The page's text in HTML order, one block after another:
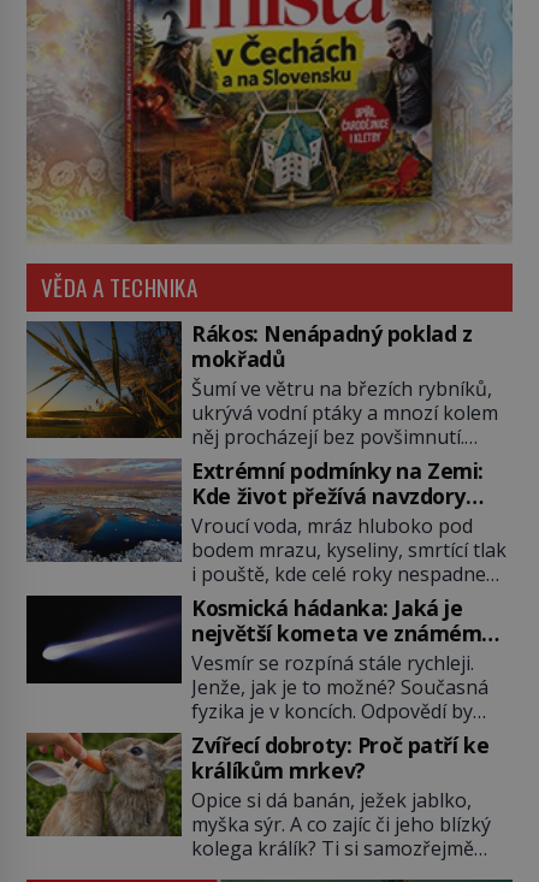
VĚDA A TECHNIKA
Rákos: Nenápadný poklad z
mokřadů
Šumí ve větru na březích rybníků,
ukrývá vodní ptáky a mnozí kolem
něj procházejí bez povšimnutí.
Přesto právě rákos pomáhal stavět
domy, vyrábět lodě, zapisovat první
texty a inspiroval řadu pověstí.
Tato skromná, ale užitečná
rostlina provází člověka už tisíce
let. Většina lidí vnímá rákos jen jako
obyčejnou kulisu letního koupání.
Stačí se však podívat […]
Extrémní podmínky na Zemi:
Kde život přežívá navzdory
všemu
Vroucí voda, mráz hluboko pod
bodem mrazu, kyseliny, smrtící tlak
i pouště, kde celé roky nespadne
jediná kapka deště. Na první
pohled místa, kde nemůže
existovat vůbec nic. Přesto právě
tady vědci objevují organismy,
které posouvají hranice života.
Každý nový nález mění naše
představy o tom, co všechno
dokáže příroda a napovídá, kde
bychom jednou […]
Kosmická hádanka: Jaká je
největší kometa ve známém
vesmíru?
Vesmír se rozpíná stále rychleji.
Jenže, jak je to možné? Současná
fyzika je v koncích. Odpovědí by
mohla být hypotetická temná
energie. Právě na tu se zaměří
pozornost dvojice zkušených
astronomů. Namísto ní ale objeví
něco mnohem hmatatelnějšího.
Naprosto rekordní kometu!
Zvířecí dobroty: Proč patří ke
králíkům mrkev?
Opice si dá banán, ježek jablko,
myška sýr. A co zajíc či jeho blízký
kolega králík? Ti si samozřejmě